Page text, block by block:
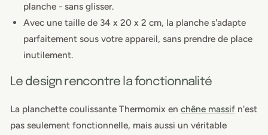
planche - sans glisser.
Avec une taille de 34 x 20 x 2 cm, la planche s'adapte
parfaitement sous votre appareil, sans prendre de place
inutilement.
Le design rencontre la fonctionnalité
La planchette coulissante Thermomix en chêne massifn'est
pas seulement fonctionnelle, mais aussi un véritable